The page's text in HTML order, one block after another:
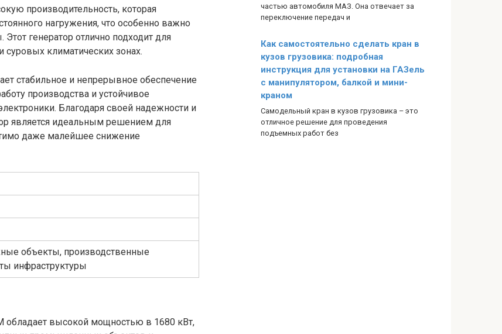
производительность, которая
нагружения, что особенно важно
генератор отлично подходит для
суровых климатических зонах.
стабильное и непрерывное обеспечение
производства и устойчивое
Благодаря своей надежности и
является идеальным решением для
даже малейшее снижение
объекты, производственные
инфраструктуры
обладает высокой мощностью в 1680 кВт,
частью автомобиля МАЗ. Она отвечает за
переключение передач и
Как самостоятельно сделать кран в
кузов грузовика: подробная
инструкция для установки на ГАЗель
с манипулятором, балкой и мини-
краном
Самодельный кран в кузов грузовика – это
отличное решение для проведения
подъемных работ без